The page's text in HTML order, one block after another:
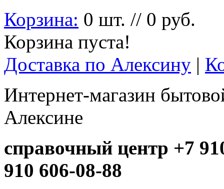
Корзина: 0 шт. // 0 руб.
Корзина пуста!
Доставка по Алексину |
Интернет-магазин
Алексине
справочный центр +7
910 606-08-88